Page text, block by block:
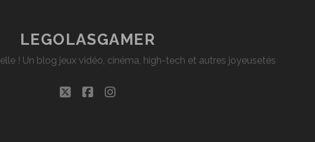
LEGOLASGAMER
! Un blog jeux vidéo, cinéma, high-tech et autres joyeusetés
twitterfacebookinstagram